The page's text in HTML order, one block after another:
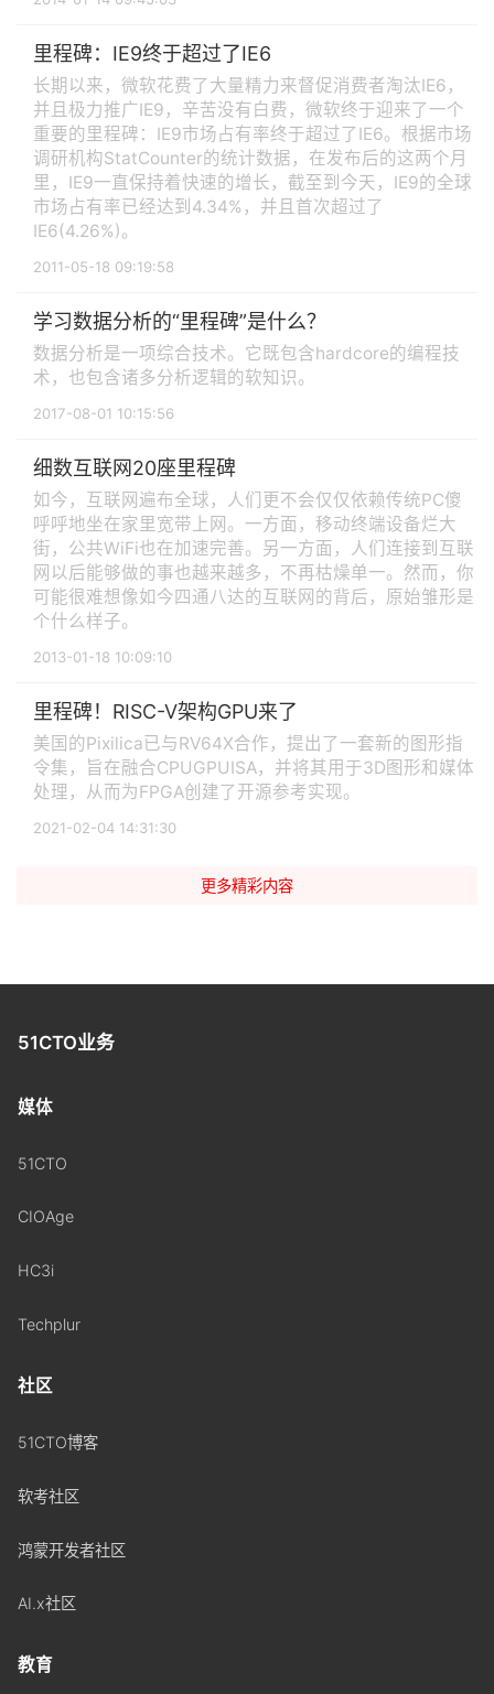
里程碑：IE9终于超过了IE6
长期以来，微软花费了大量精力来督促消费者淘汰IE6，
并且极力推广IE9，辛苦没有白费，微软终于迎来了一个
重要的里程碑：IE9市场占有率终于超过了IE6。根据市场
调研机构StatCounter的统计数据，在发布后的这两个月
里，IE9一直保持着快速的增长，截至到今天，IE9的全球
市场占有率已经达到4.34%，并且首次超过了
IE6(4.26%)。
2011-05-18 09:19:58
学习数据分析的“里程碑”是什么？
数据分析是一项综合技术。它既包含hardcore的编程技
术，也包含诸多分析逻辑的软知识。
2017-08-01 10:15:56
细数互联网20座里程碑
如今，互联网遍布全球，人们更不会仅仅依赖传统PC傻
呼呼地坐在家里宽带上网。一方面，移动终端设备烂大
街，公共WiFi也在加速完善。另一方面，人们连接到互联
网以后能够做的事也越来越多，不再枯燥单一。然而，你
可能很难想像如今四通八达的互联网的背后，原始雏形是
个什么样子。
2013-01-18 10:09:10
里程碑！RISC-V架构GPU来了
美国的Pixilica已与RV64X合作，提出了一套新的图形指
令集，旨在融合CPUGPUISA，并将其用于3D图形和媒体
处理，从而为FPGA创建了开源参考实现。
2021-02-04 14:31:30
更多精彩内容
51CTO业务
媒体
51CTO
CIOAge
HC3i
Techplur
社区
51CTO博客
软考社区
鸿蒙开发者社区
AI.x社区
教育